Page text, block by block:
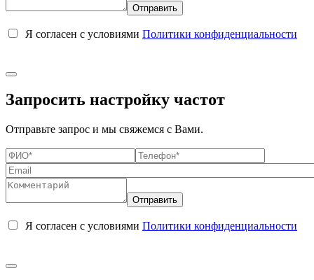
Я согласен с условиями Политики конфиденциальности
Запросить настройку частот
Отправьте запрос и мы свяжемся с Вами.
Я согласен с условиями Политики конфиденциальности